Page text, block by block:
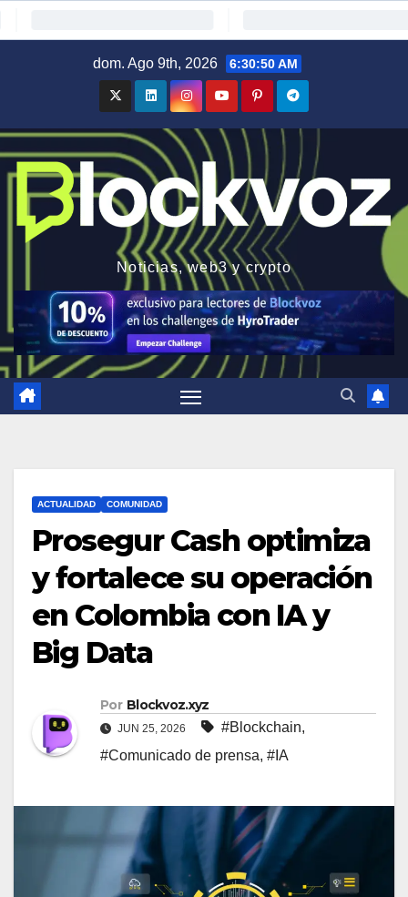
dom. Ago 9th, 2026 6:30:51 AM
Noticias, web3 y crypto
ACTUALIDAD COMUNIDAD
Prosegur Cash optimiza
y fortalece su operación
en Colombia con IA y
Big Data
Por Blockvoz.xyz
JUN 25, 2026 #Blockchain,
#Comunicado de prensa, #IA